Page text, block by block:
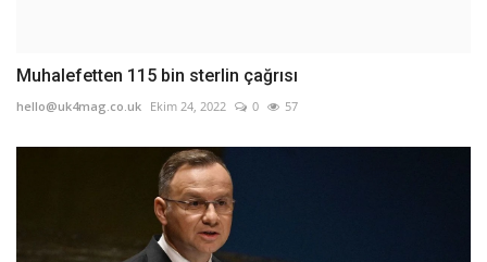
Muhalefetten 115 bin sterlin çağrısı
hello@uk4mag.co.uk Ekim 24, 2022 0 57